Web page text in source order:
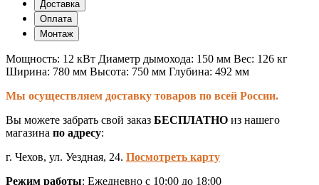
Доставка
Оплата
Монтаж
Мощность: 12 кВт Диаметр дымохода: 150 мм Вес: 126 кг
Ширина: 780 мм Высота: 750 мм Глубина: 492 мм
Мы осуществляем доставку товаров по всей России.
Вы можете забрать свой заказ БЕСПЛАТНО из нашего
магазина по адресу:
г. Чехов, ул. Уездная, 24. Посмотреть карту
Режим работы: Ежедневно с 10:00 до 18:00